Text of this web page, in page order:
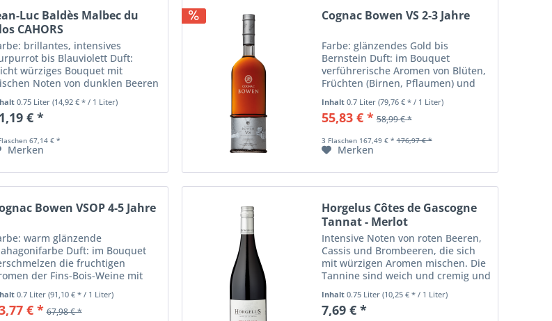
Luc Baldès Malbec du
CAHORS
brillantes, intensives
bis Blauviolett Duft:
würziges Bouquet mit
Noten von dunklen Beeren
Kirschen,
unterlegt mit Anklängen
Kräutern, Wald, Lakritz
0.75 Liter (14,92 € * / 1 Liter)
€ *
67,14 € *
Merken
Cognac Bowen VS 2-3 Jahre
Farbe: glänzendes Gold bis
Bernstein Duft: im Bouquet
verführerische Aromen von Blüten,
Früchten (Birnen, Pflaumen) und
Nüssen, fein verwoben mit den
zarten Vanille-Noten der Limousin-
Eiche Geschmack: am Gaumen
Inhalt 0.7 Liter (79,76 € * / 1 Liter)
55,83 € * 58,99 € *
3 Flaschen 167,49 € * 176,97 € *
Merken
Bowen VSOP 4-5 Jahre
warm glänzende
Duft: im Bouquet
die fruchtigen
der Fins-Bois-Weine mit
für Borderies, Grande und
Champagne
blumigen Noten,
0.7 Liter (91,10 € * / 1 Liter)
€ * 67,98 € *
Horgelus Côtes de Gascogne
Tannat - Merlot
Intensive Noten von roten Beeren,
Cassis und Brombeeren, die sich
mit würzigen Aromen mischen. Die
Tannine sind weich und cremig und
der Geschmack ist frisch und
ausgewogen.
Inhalt 0.75 Liter (10,25 € * / 1 Liter)
7,69 € *